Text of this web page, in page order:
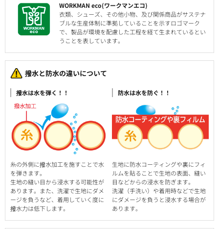
WORKMAN eco(ワークマンエコ)
衣類、シューズ、その他小物、及び関係商品がサステナ
ブルな生産体制に準拠していることを示すロゴマーク
で、製品が環境を配慮した工程を経て生まれているとい
うことを表しています。
撥水と防水の違いについて
撥水は水を弾く！！
糸の外側に撥水加工を施すことで水
を弾きます。
生地の縫い目から浸水する可能性が
あります。また、洗濯で生地にダメ
ージを負うなど、着用していく度に
撥水力は低下します。
防水は水を防ぐ！！
生地に防水コーティングや裏にフィ
ルムを貼ることで生地の表面、縫い
目などからの浸水を防ぎます。
洗濯（手洗い）や着用時などで生地
にダメージを負うと浸水する場合が
あります。